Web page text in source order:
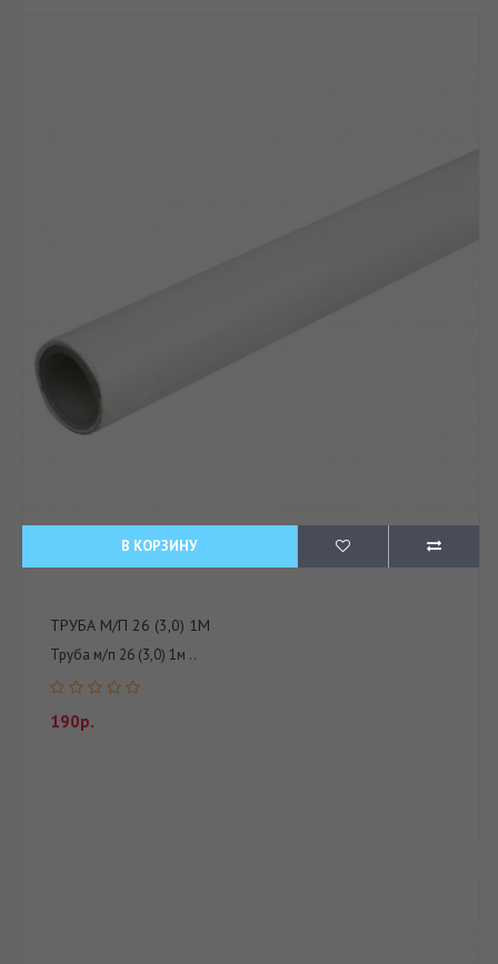
В КОРЗИНУ
ТРУБА М/П 26 (3,0) 1М
Труба м/п 26 (3,0) 1м ..
190р.